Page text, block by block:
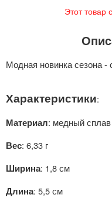
Этот товар
Модная новинка сезона -
Характеристики:
Материал: медный сплав
Вес: 6,33 г
Ширина: 1,8 см
Длина: 5,5 см